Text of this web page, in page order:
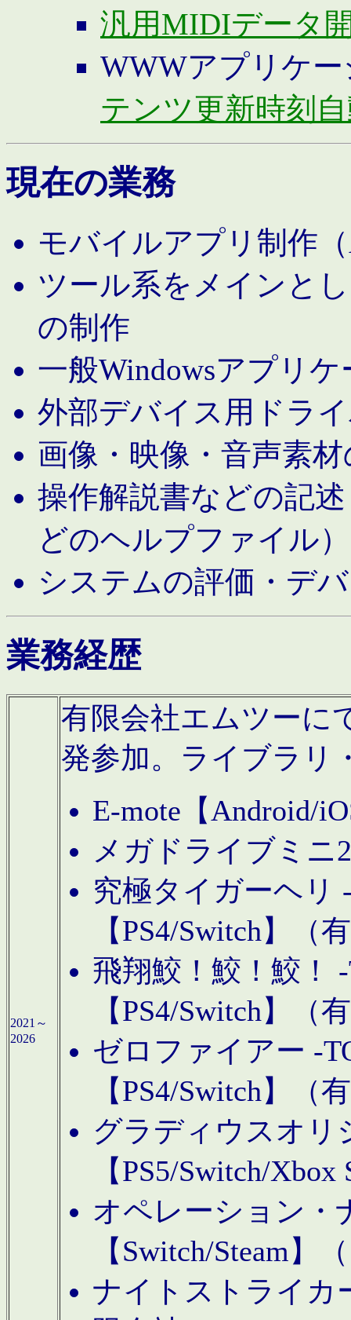
汎用MIDIデータ
WWWアプリケ
テンツ更新時刻
現在の業務
モバイルアプリ制作
ツール系をメインと
の制作
一般Windowsアプリ
外部デバイス用ドラ
画像・映像・音声素
操作解説書などの記
どのヘルプファイル）
システムの評価・デ
業務経歴
2021～
2026
有限会社エムツーに
発参加。ライブラリ
E-mote【Android/
メガドライブミニ
究極タイガーヘリ
【PS4/Switch】（
飛翔鮫！鮫！鮫！
【PS4/Switch】（
ゼロファイアー -
【PS4/Switch】（
グラディウスオリ
【PS5/Switch/
オペレーション・
【Switch/Steam】
ナイトストライカ